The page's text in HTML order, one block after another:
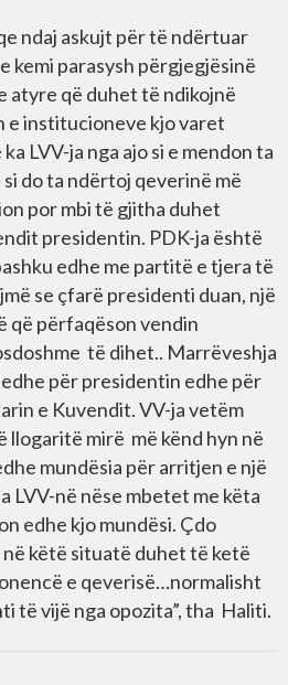
ndaj askujt për të ndërtuar
kemi parasysh përgjegjësinë
atyre që duhet të ndikojnë
e institucioneve kjo varet
LVV-ja nga ajo si e mendon ta
do ta ndërtoj qeverinë më
por mbi të gjitha duhet
presidentin. PDK-ja është
edhe me partitë e tjera të
se çfarë presidenti duan, një
që përfaqëson vendin
të dihet.. Marrëveshja
për presidentin edhe për
e Kuvendit. VV-ja vetëm
llogaritë mirë më kënd hyn në
mundësia për arritjen e një
LVV-në nëse mbetet me këta
edhe kjo mundësi. Çdo
këtë situatë duhet të ketë
e qeverisë…normalisht
të vijë nga opozita”, tha Haliti.